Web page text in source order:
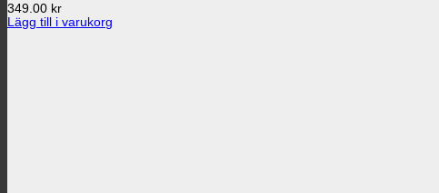
349.00 kr
Lägg till i varukorg